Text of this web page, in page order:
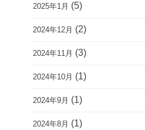
2025年1月 (5)
2024年12月 (2)
2024年11月 (3)
2024年10月 (1)
2024年9月 (1)
2024年8月 (1)